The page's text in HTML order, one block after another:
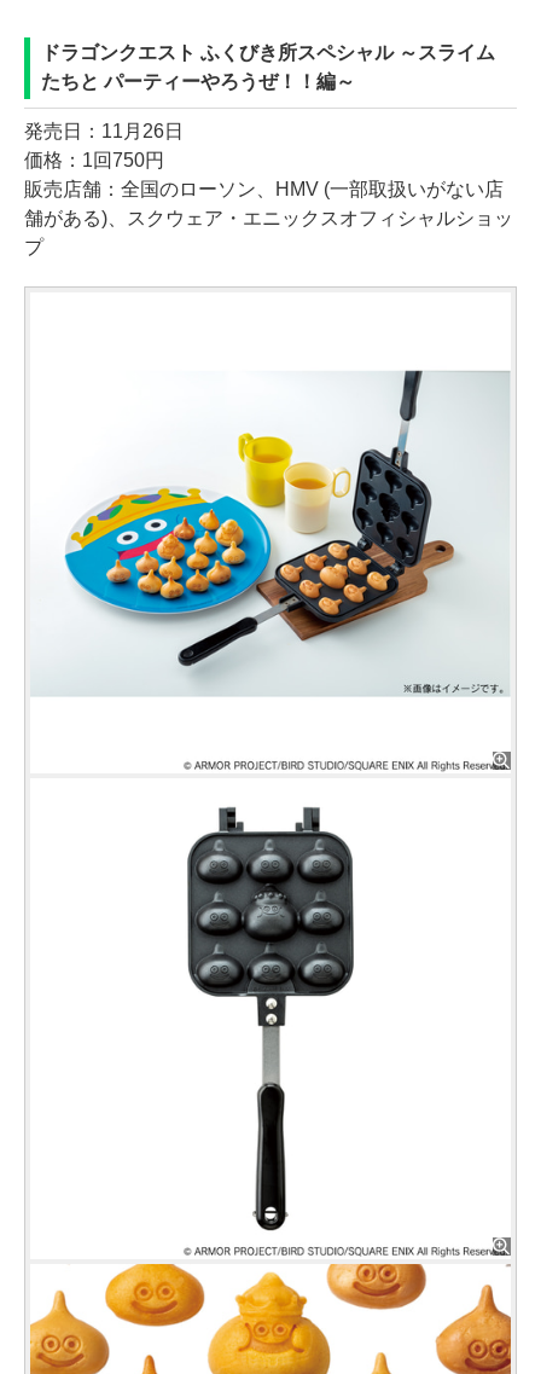
ドラゴンクエスト ふくびき所スペシャル ～スライム
たちと パーティーやろうぜ！！編～
発売日：11月26日
価格：1回750円
販売店舗：全国のローソン、HMV (一部取扱いがない店
舗がある)、スクウェア・エニックスオフィシャルショッ
プ